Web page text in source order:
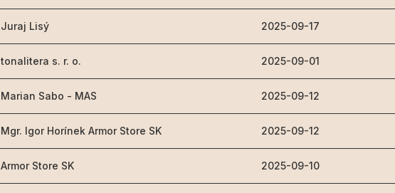
Juraj Lisý 2025-09-17
tonalitera s. r. o. 2025-09-01
Marian Sabo - MAS 2025-09-12
Mgr. Igor Horínek Armor Store SK 2025-09-12
Armor Store SK 2025-09-10